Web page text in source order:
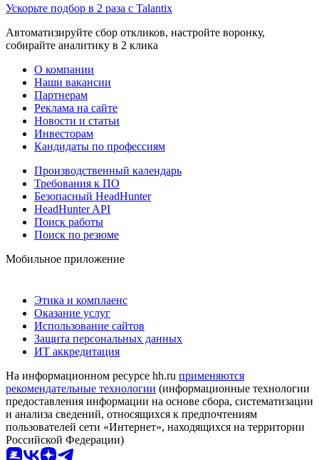
Ускорьте подбор в 2 раза с Talantix
Автоматизируйте сбор откликов, настройте воронку,
собирайте аналитику в 2 клика
О компании
Наши вакансии
Партнерам
Реклама на сайте
Новости и статьи
Инвесторам
Кандидаты по профессиям
Производственный календарь
Требования к ПО
Безопасный HeadHunter
HeadHunter API
Поиск работы
Поиск по резюме
Мобильное приложение
Этика и комплаенс
Оказание услуг
Использование сайтов
Защита персональных данных
ИТ аккредитация
На информационном ресурсе hh.ru применяются
рекомендательные технологии (информационные технологии
предоставления информации на основе сбора, систематизации
и анализа сведений, относящихся к предпочтениям
пользователей сети «Интернет», находящихся на территории
Российской Федерации)